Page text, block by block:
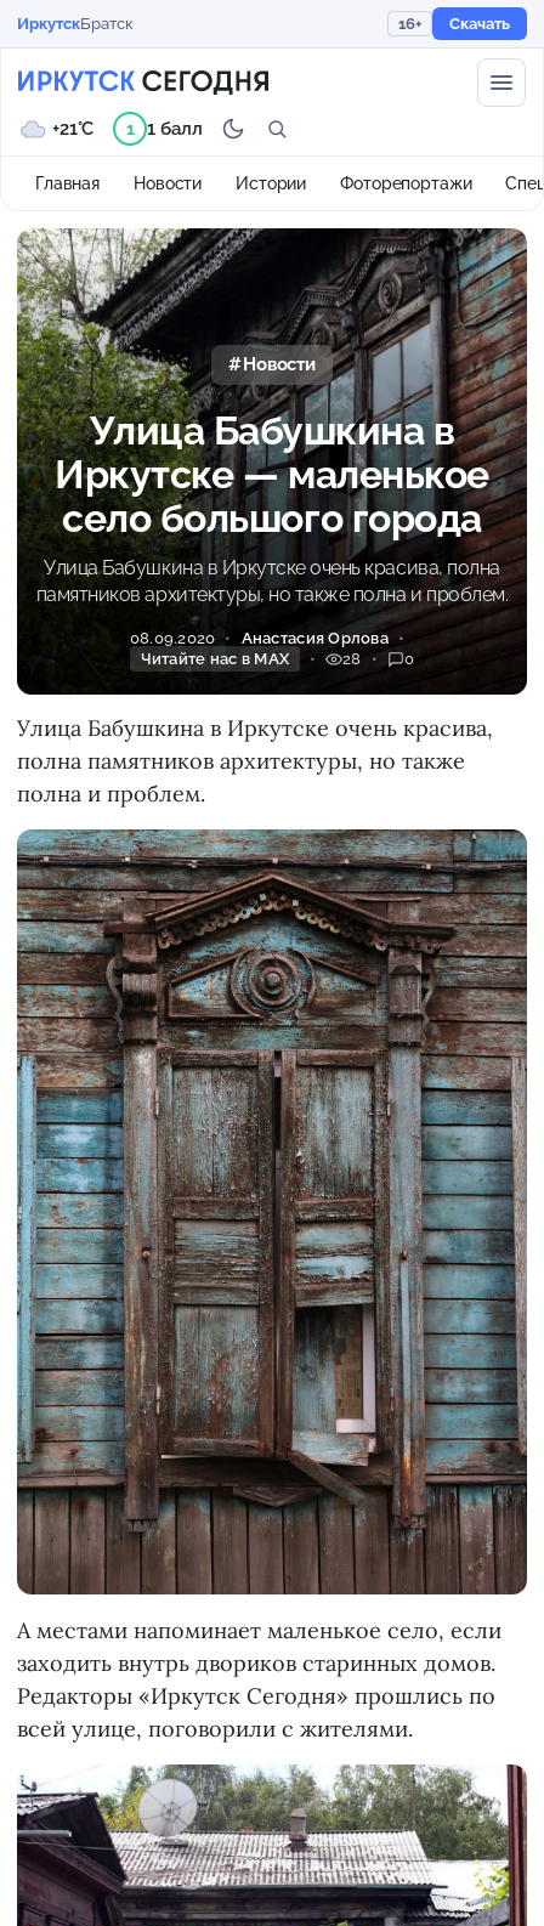
ИркутскБратск 16+ Скачать
Главная Новости Истории Фоторепортажи
+21°C 1 1 балл
Новости
Улица Бабушкина в
Иркутске — маленькое
село большого города
Улица Бабушкина в Иркутске очень красива, полна
памятников архитектуры, но также полна и проблем.
08.09.2020
Анастасия Орлова
Читайте нас в MAX
28 0
Улица Бабушкина в Иркутске очень красива,
полна памятников архитектуры, но также
полна и проблем.
А местами напоминает маленькое село, если
заходить внутрь двориков старинных домов.
Редакторы «Иркутск Сегодня» прошлись по
всей улице, поговорили с жителями.